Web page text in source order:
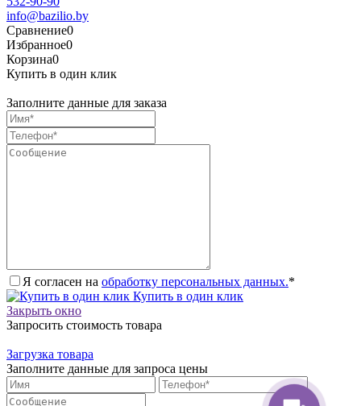
info@bazilio.by
Сравнение0
Избранное0
Корзина0
Купить в один клик
Заполните данные для заказа
Я согласен на обработку персональных данных.*
Купить в один клик
Закрыть окно
Запросить стоимость товара
Загрузка товара
Заполните данные для запроса цены